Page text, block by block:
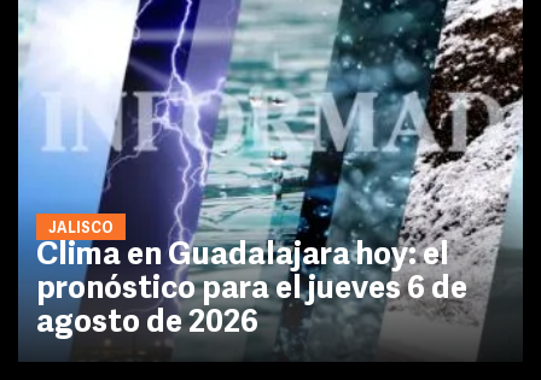
JALISCO
Clima en Guadalajara hoy: el
pronóstico para el jueves 6 de
agosto de 2026